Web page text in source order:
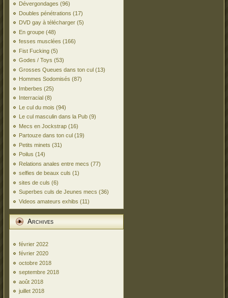
Dévergondages (96)
Doubles pénétrations (17)
DVD gay à télécharger (5)
En groupe (48)
fesses musclées (166)
Fist Fucking (5)
Godes / Toys (53)
Grosses Queues dans ton cul (13)
Hommes Sodomisés (87)
Imberbes (25)
Interracial (8)
Le cul du mois (94)
Le cul masculin dans la Pub (9)
Mecs en Jockstrap (16)
Partouze dans ton cul (19)
Petits minets (31)
Poilus (14)
Relations anales entre mecs (77)
selfies de beaux culs (1)
sites de culs (6)
Superbes culs de Jeunes mecs (36)
Videos amateurs exhibs (11)
Archives
février 2022
février 2020
octobre 2018
septembre 2018
août 2018
juillet 2018